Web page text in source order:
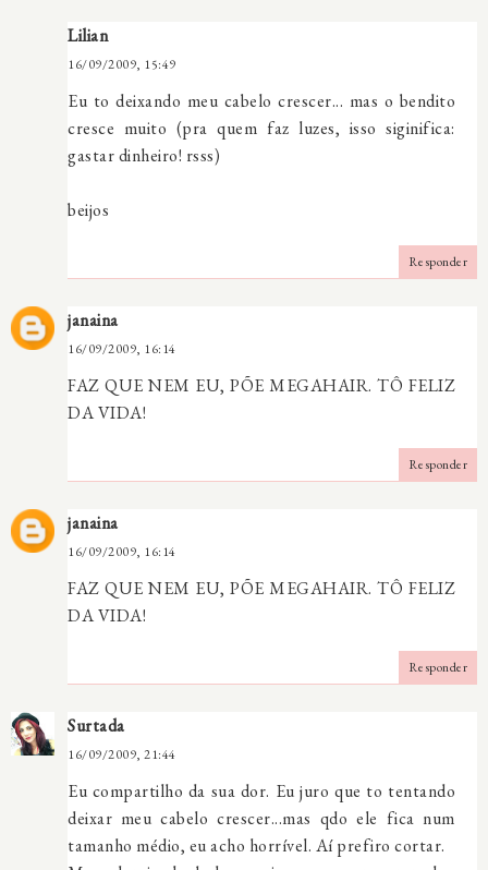
Lilian
16/09/2009, 15:49
Eu to deixando meu cabelo crescer... mas o bendito
cresce muito (pra quem faz luzes, isso siginifica:
gastar dinheiro! rsss)
beijos
Responder
janaina
16/09/2009, 16:14
FAZ QUE NEM EU, PÕE MEGAHAIR. TÔ FELIZ
DA VIDA!
Responder
janaina
16/09/2009, 16:14
FAZ QUE NEM EU, PÕE MEGAHAIR. TÔ FELIZ
DA VIDA!
Responder
Surtada
16/09/2009, 21:44
Eu compartilho da sua dor. Eu juro que to tentando
deixar meu cabelo crescer...mas qdo ele fica num
tamanho médio, eu acho horrível. Aí prefiro cortar.